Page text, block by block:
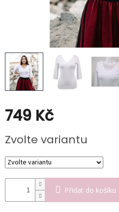
Slevy
749 Kč
cena:
Zvolte variantu
Přidat do košíku